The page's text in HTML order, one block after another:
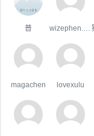
普
magachen lovexulu